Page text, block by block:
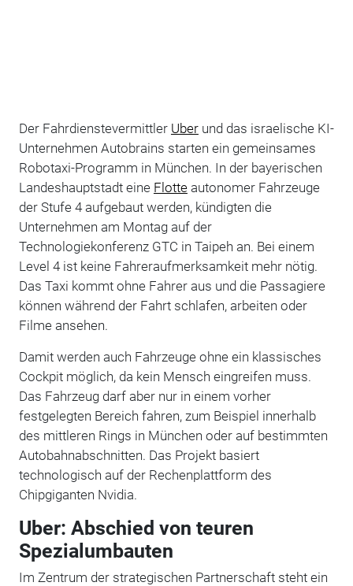
Der Fahrdienstevermittler Uberund das israelische KI-
Unternehmen Autobrains starten ein gemeinsames
Robotaxi-Programm in München. In der bayerischen
Landeshauptstadt eine Flotteautonomer Fahrzeuge
der Stufe 4 aufgebaut werden, kündigten die
Unternehmen am Montag auf der
Technologiekonferenz GTC in Taipeh an. Bei einem
Level 4 ist keine Fahreraufmerksamkeit mehr nötig.
Das Taxi kommt ohne Fahrer aus und die Passagiere
können während der Fahrt schlafen, arbeiten oder
Filme ansehen.
Damit werden auch Fahrzeuge ohne ein klassisches
Cockpit möglich, da kein Mensch eingreifen muss.
Das Fahrzeug darf aber nur in einem vorher
festgelegten Bereich fahren, zum Beispiel innerhalb
des mittleren Rings in München oder auf bestimmten
Autobahnabschnitten. Das Projekt basiert
technologisch auf der Rechenplattform des
Chipgiganten Nvidia.
Uber: Abschied von teuren
Spezialumbauten
Im Zentrum der strategischen Partnerschaft steht ein